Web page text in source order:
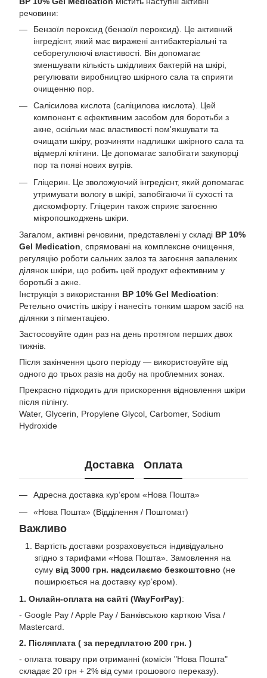
речовини:
Бензоїл пероксид (бензоїл пероксид). Це активний
інгредієнт, який має виражені антибактеріальні та
себорегулюючі властивості. Він допомагає
зменшувати кількість шкідливих бактерій на шкірі,
регулювати виробництво шкірного сала та сприяти
очищенню пор.
Салісилова кислота (саліцилова кислота). Цей
компонент є ефективним засобом для боротьби з
акне, оскільки має властивості пом'якшувати та
очищати шкіру, розчиняти надлишки шкірного сала та
відмерлі клітини. Це допомагає запобігати закупорці
пор та появі нових вугрів.
Гліцерин. Це зволожуючий інгредієнт, який допомагає
утримувати вологу в шкірі, запобігаючи її сухості та
дискомфорту. Гліцерин також сприяє загоєнню
мікропошкоджень шкіри.
Загалом, активні речовини, представлені у складі BP 10%
Gel Medication , спрямовані на комплексне очищення,
регуляцію роботи сальних залоз та загоєння запалених
ділянок шкіри, що робить цей продукт ефективним у
боротьбі з акне.
Інструкція з використання BP 10% Gel Medication:
Ретельно очистіть шкіру і нанесіть тонким шаром засіб на
ділянки з пігментацією.
Застосовуйте один раз на день протягом перших двох
тижнів.
Після закінчення цього періоду — використовуйте від
одного до трьох разів на добу на проблемних зонах.
Прекрасно підходить для прискорення відновлення шкіри
після пілінгу.
Water, Glycerin, Propylene Glycol, Carbomer, Sodium
Hydroxide
Доставка Оплата
Адресна доставка кур’єром «Нова Пошта»
«Нова Пошта» (Відділення / Поштомат)
Важливо
Вартість доставки розраховується індивідуально
згідно з тарифами «Нова Пошта». Замовлення на
суму від 3000 грн. надсилаємо безкоштовно (не
поширюється на доставку курʼєром).
1. Онлайн-оплата на сайті (WayForPay):
- Google Pay / Apple Pay / Банківською карткою Visa /
Mastercard.
2. Післяплата ( за передплатою 200 грн. )
- оплата товару при отриманні (комісія "Нова Пошта"
складає 20 грн + 2% від суми грошового переказу).